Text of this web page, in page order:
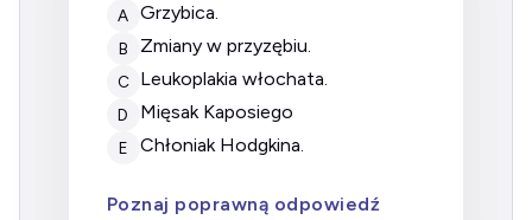
A grzybica.
B zmiany w przyzębiu.
C leukoplakia włochata.
D mięsak Kaposiego
E chłoniak Hodgkina.
Poznaj poprawną odpowiedź